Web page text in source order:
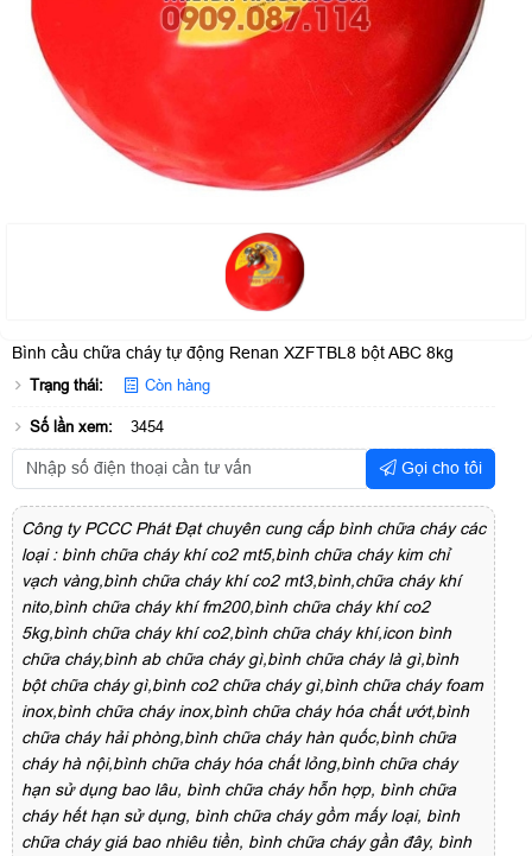
Bình cầu chữa cháy tự động Renan XZFTBL8 bột ABC 8kg
Trạng thái: Còn hàng
Số lần xem: 3454
Gọi cho tôi
Công ty PCCC Phát Đạt chuyên cung cấp bình chữa cháy các
loại : bình chữa cháy khí co2 mt5,bình chữa cháy kim chỉ
vạch vàng,bình chữa cháy khí co2 mt3,bình,chữa cháy khí
nito,bình chữa cháy khí fm200,bình chữa cháy khí co2
5kg,bình chữa cháy khí co2,bình chữa cháy khí,icon bình
chữa cháy,bình ab chữa cháy gì,bình chữa cháy là gì,bình
bột chữa cháy gì,bình co2 chữa cháy gì,bình chữa cháy foam
inox,bình chữa cháy inox,bình chữa cháy hóa chất ướt,bình
chữa cháy hải phòng,bình chữa cháy hàn quốc,bình chữa
cháy hà nội,bình chữa cháy hóa chất lỏng,bình chữa cháy
hạn sử dụng bao lâu, bình chữa cháy hỗn hợp, bình chữa
cháy hết hạn sử dụng, bình chữa cháy gồm mấy loại, bình
chữa cháy giá bao nhiêu tiền, bình chữa cháy gần đây, bình